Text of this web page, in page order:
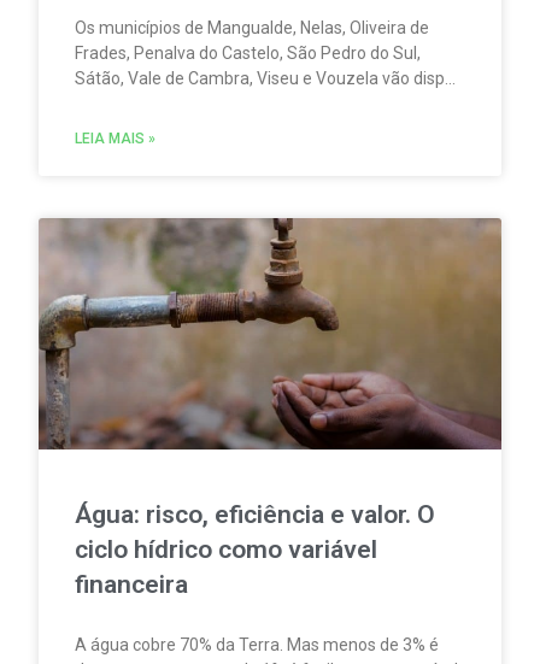
Os municípios de Mangualde, Nelas, Oliveira de
Frades, Penalva do Castelo, São Pedro do Sul,
Sátão, Vale de Cambra, Viseu e Vouzela vão dispor
sistema multimunicipal de abastecimento de água
LEIA MAIS »
Água: risco, eficiência e valor. O
ciclo hídrico como variável
financeira
A água cobre 70% da Terra. Mas menos de 3% é